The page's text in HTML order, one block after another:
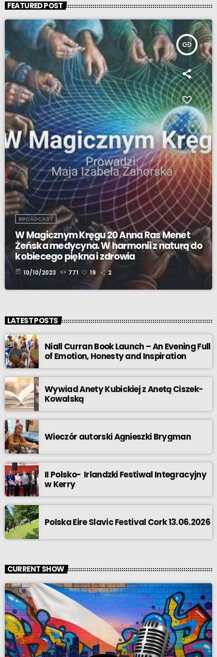
FEATURED POST
insert_link
BROADCAST
W Magicznym Kręgu 20 Anna Ras Menet
Żeńska medycyna. W harmonii z naturą do
kobiecego piękna i zdrowia
today 10/10/2023 771 19 2
LATEST POSTS
Niall Curran Book Launch – An Evening Full
of Emotion, Honesty and Inspiration
Wywiad Anety Kubickiej z Anetą Ciszek-
Kowalską
Wieczór autorski Agnieszki Brygman
II Polsko- Irlandzki Festiwal Integracyjny
w Kerry
Polska Eire Slavic Festival Cork 13.06.2026
CURRENT SHOW